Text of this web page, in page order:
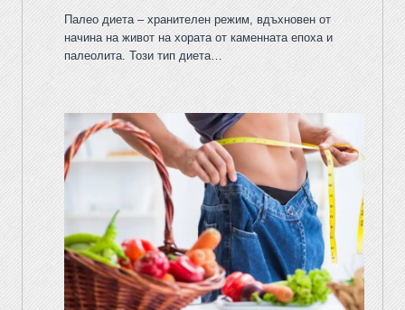
Палео диета – хранителен режим, вдъхновен от
начина на живот на хората от каменната епоха и
палеолита. Този тип диета…